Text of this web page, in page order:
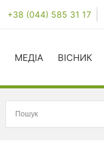
+38 (044) 585 31 17
МЕДІА ВІСНИК